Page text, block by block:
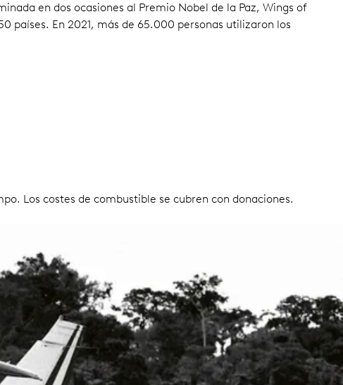
en dos ocasiones al Premio Nobel de la Paz, Wings of
países. En 2021, más de 65.000 personas utilizaron los
Los costes de combustible se cubren con donaciones.